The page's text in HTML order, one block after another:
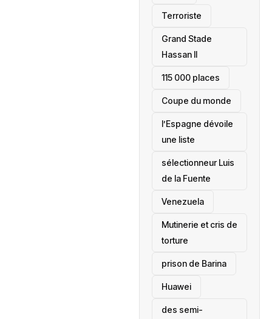
Terroriste
Grand Stade
Hassan II
115 000 places
‎Coupe du monde
l’Espagne dévoile
une liste
sélectionneur Luis
de la Fuente
‎Venezuela
Mutinerie et cris de
torture
prison de Barina
Huawei
des semi-